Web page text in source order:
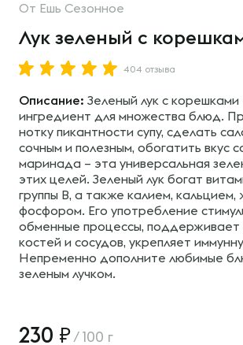
От Ешь Сезонное
Лук зеленый с
404 отзыва
Описание: Зеленый лук с
ингредиент для множества блюд.
нотку пикантности супу, сделать
сочным и полезным, обогатить вкус
маринада – эта универсальная
этих целей. Зеленый лук богат
группы B, а также калием, кальцием,
фосфором. Его употребление
обменные процессы, поддерживает
костей и сосудов, укрепляет
Непременно дополните любимые
зеленым лучком.
230 / 100 г